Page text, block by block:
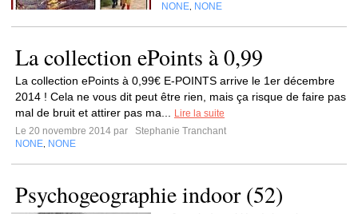
NONE NONE
La collection ePoints à 0,99
La collection ePoints à 0,99€ E-POINTS arrive le 1er décembre
2014 ! Cela ne vous dit peut être rien, mais ça risque de faire pas
mal de bruit et attirer pas ma...
Lire la suite
Le 20 novembre 2014 par
Stephanie Tranchant
NONE NONE
Psychogeographie indoor (52)